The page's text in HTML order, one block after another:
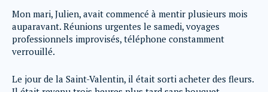
Mon mari, Julien, avait commencé à mentir plusieurs mois
auparavant. Réunions urgentes le samedi, voyages
professionnels improvisés, téléphone constamment
verrouillé.
Le jour de la Saint-Valentin, il était sorti acheter des fleurs.